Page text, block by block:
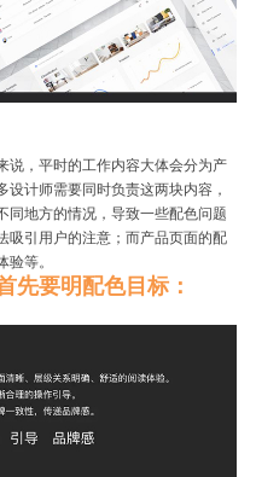
说，平时的工作内容大体会分为产
计师需要同时负责这两块内容，
同地方的情况，导致一些配色问题
吸引用户的注意；而产品页面的配
等。
先要明配色目标：